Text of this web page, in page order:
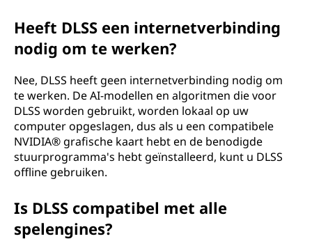
Heeft DLSS een internetverbinding
nodig om te werken?
Nee, DLSS heeft geen internetverbinding nodig om
te werken. De AI-modellen en algoritmen die voor
DLSS worden gebruikt, worden lokaal op uw
computer opgeslagen, dus als u een compatibele
NVIDIA® grafische kaart hebt en de benodigde
stuurprogramma's hebt geïnstalleerd, kunt u DLSS
offline gebruiken.
Is DLSS compatibel met alle
spelengines?